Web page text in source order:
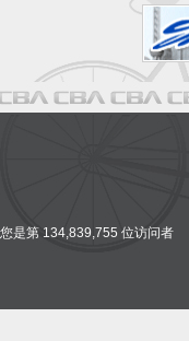
您是第 134,839,755 位访问者